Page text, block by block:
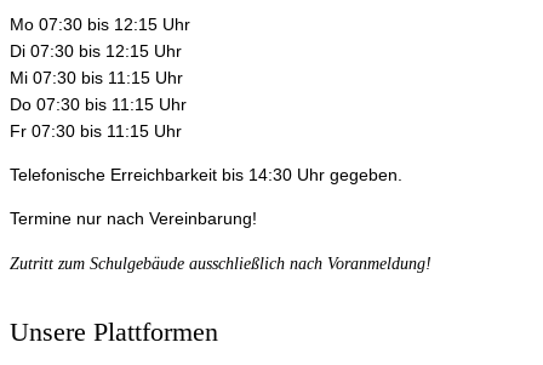
Mo 07:30 bis 12:15 Uhr
Di 07:30 bis 12:15 Uhr
Mi 07:30 bis 11:15 Uhr
Do 07:30 bis 11:15 Uhr
Fr 07:30 bis 11:15 Uhr
Telefonische Erreichbarkeit bis 14:30 Uhr gegeben.
Termine nur nach Vereinbarung!
Zutritt zum Schulgebäude ausschließlich nach Voranmeldung!
Unsere Plattformen